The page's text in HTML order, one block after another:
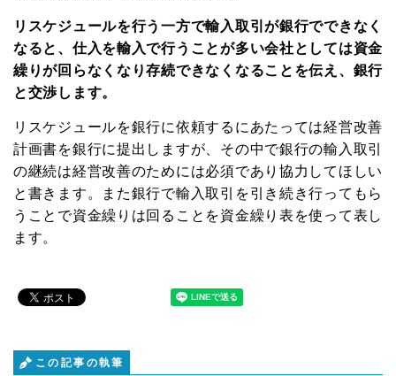
リスケジュールを行う一方で輸入取引が銀行でできなく
なると、仕入を輸入で行うことが多い会社としては資金
繰りが回らなくなり存続できなくなることを伝え、銀行
と交渉します。
リスケジュールを銀行に依頼するにあたっては経営改善
計画書を銀行に提出しますが、その中で銀行の輸入取引
の継続は経営改善のためには必須であり協力してほしい
と書きます。また銀行で輸入取引を引き続き行ってもら
うことで資金繰りは回ることを資金繰り表を使って表し
ます。
この記事の執筆